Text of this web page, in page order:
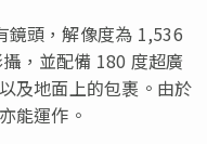
頭，解像度為 1,536
，並配備 180 度超廣
及地面上的包裹。由於
能運作。